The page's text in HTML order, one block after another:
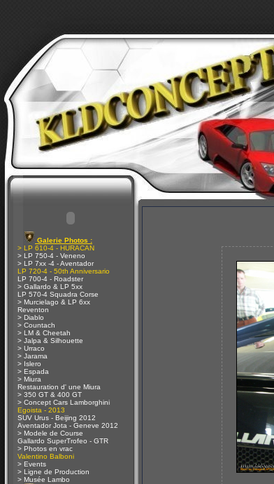
Galerie Photos :
> LP 610-4 - HURACAN
> LP 750-4 - Veneno
> LP 7xx -4 - Aventador
LP 720-4 - 50th Anniversario
LP 700-4 - Roadster
> Gallardo & LP 5xx
LP 570-4 Squadra Corse
> Murcielago & LP 6xx
Reventon
> Diablo
> Countach
> LM & Cheetah
> Jalpa & Silhouette
> Urraco
> Jarama
> Islero
> Espada
> Miura
Restauration d' une Miura
> 350 GT & 400 GT
> Concept Cars Lamborghini
Egoista - 2013
SUV Urus - Beijing 2012
Aventador Jota - Geneve 2012
> Modele de Course
Gallardo SuperTrofeo - GTR
> Photos en vrac
Valentino Balboni
> Events
> Ligne de Production
> Musée Lambo